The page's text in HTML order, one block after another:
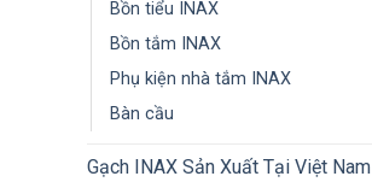
Bồn tiểu INAX
Bồn tắm INAX
Phụ kiện nhà tắm INAX
Bàn cầu
Gạch INAX Sản Xuất Tại Việt Nam